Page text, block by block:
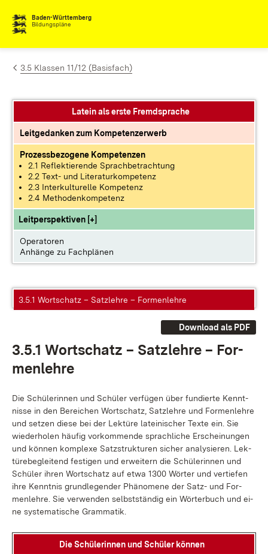
Zum Inhalt springen
Baden-Württemberg
Bildungspläne
3.5 Klassen 11/12 (Basisfach)
Latein als erste Fremdsprache
Leitgedanken zum Kompetenzerwerb
Prozessbezogene Kompetenzen
2.1 Reflektierende Sprachbetrachtung
2.2 Text- und Literaturkompetenz
2.3 Interkulturelle Kompetenz
2.4 Methodenkompetenz
Leitperspektiven [+]
Operatoren
Anhänge zu Fachplänen
3.5.1 Wortschatz – Satzlehre – Formenlehre
Download als PDF
3.5.1 Wort­schatz – Satz­leh­re – For­
men­leh­re
Die Schü­le­rin­nen und Schü­ler ver­fü­gen über fun­dier­te Kennt­
nis­se in den Be­rei­chen Wort­schatz, Satz­leh­re und For­men­leh­re
und set­zen die­se bei der Lek­tü­re la­tei­ni­scher Tex­te ein. Sie
wie­der­ho­len häu­fig vor­kom­men­de sprach­li­che Er­schei­nun­gen
und kön­nen kom­ple­xe Satz­struk­tu­ren si­cher ana­ly­sie­ren. Lek­
tü­re­be­glei­tend fes­ti­gen und er­wei­tern die Schü­le­rin­nen und
Schü­ler ih­ren Wort­schatz auf et­wa 1300 Wör­ter und ver­tie­fen
ih­re Kennt­nis grund­le­gen­der Phä­no­me­ne der Satz- und For­
men­leh­re. Sie ver­wen­den selbst­stän­dig ein Wör­ter­buch und ei­
ne sys­te­ma­ti­sche Gram­ma­tik.
Die Schü­le­rin­nen und Schü­ler kön­nen